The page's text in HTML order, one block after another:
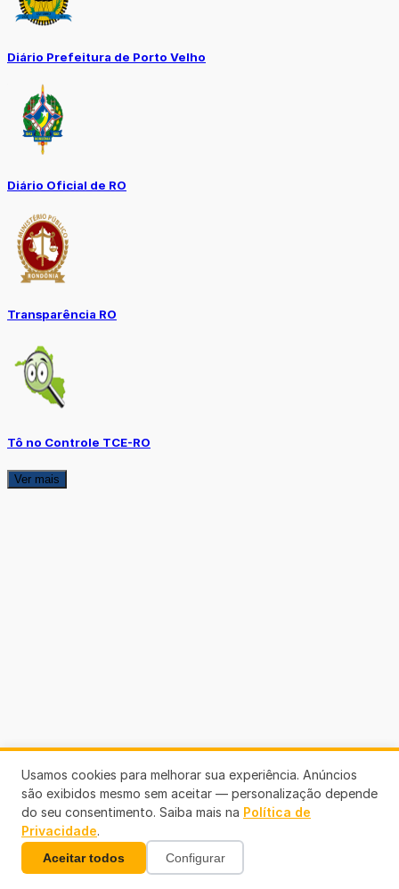
Diário Prefeitura de Porto Velho
Diário Oficial de RO
Transparência RO
Tô no Controle TCE-RO
Ver mais
Usamos cookies para melhorar sua experiência. Anúncios
são exibidos mesmo sem aceitar — personalização depende
do seu consentimento. Saiba mais na Política de
Privacidade.
Aceitar todos Configurar